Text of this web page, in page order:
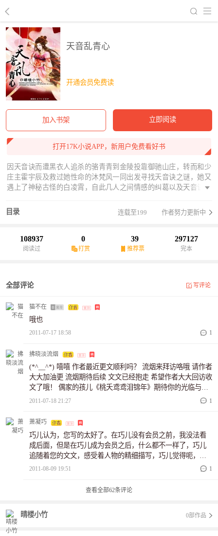
天音乱青心
开通会员免费读
加入书架 立即阅读
打开17K小说APP，新用户免费看好书
因天音诀而遭黑衣人追杀的骆青青到金陵投靠御驰山庄，转而和少
庄主霍宇辰及救过她性命的沐梵风一同出发寻找天音诀之谜，她又
遇上了神秘古怪的白凌霄，自此几人之间情感的纠葛以及天音诀的
又会怎么样·····本书的QQ群145901950，给意见讨论都行，期待你们
目录 连载至199 作者努力更新中
108937
阅读过
0
打赏
39
推荐票
297127
完本
全部评论 写评论
猫不在
哦也
2011-07-17 18:58 1
拂晓淡流烟
(*^__^*) 嘻嘻 作者最近更文顺利吗？ 流烟来拜访咯哦 请作者
大大加油更 流烟期待后续 文文已经抱走 希望作者大大回访收
文了哦！ 偶家的孩儿《桃夭鸢鸢泪锦年》期待你的光临与收
藏！ 努力努力加油加油！！！！
2011-07-18 21:27 1
萧凝巧
巧儿认为，您写的太好了。在巧儿没有会员之前，我没法看
成后面，但是在巧儿成为会员之后，什么都不一样了，巧儿
追随着您的文文，感受着人物的精细描写，巧儿觉得呃，世
上再也没有什么能代替身为作者、作家写的小说了，你我同
久吧。放心，我们同方为作家的人会支持你的！
2011-08-09 19:51 1
查看全部62条评论
晴楼小竹 0部作品